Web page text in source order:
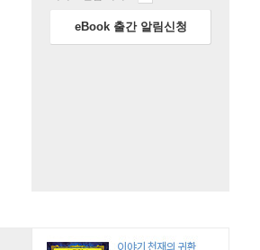
eBook 출간 알림신청